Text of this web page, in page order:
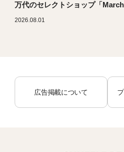
万代のセレクトショップ「
2026.08.01
広告掲載について